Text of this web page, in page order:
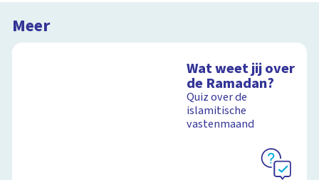
Meer
Wat weet jij over
de Ramadan?
Quiz over de
islamitische
vastenmaand